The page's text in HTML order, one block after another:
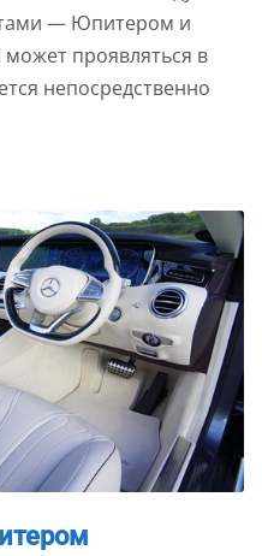
— Юпитером и
проявляться в
непосредственно